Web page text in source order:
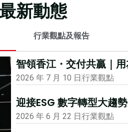
新動態
行業觀點及報告
智領香江・交付共贏｜
2026 年 7 月 10 日 行業觀點
迎接ESG 數字轉型大趨
2026 年 6 月 22 日 行業觀點